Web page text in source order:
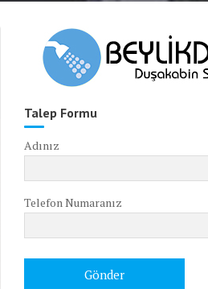
Talep Formu
Adınız
Telefon Numaranız